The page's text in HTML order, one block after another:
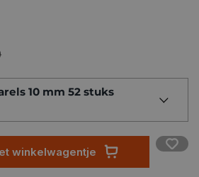
10 mm 52 stuks
winkelwagentje